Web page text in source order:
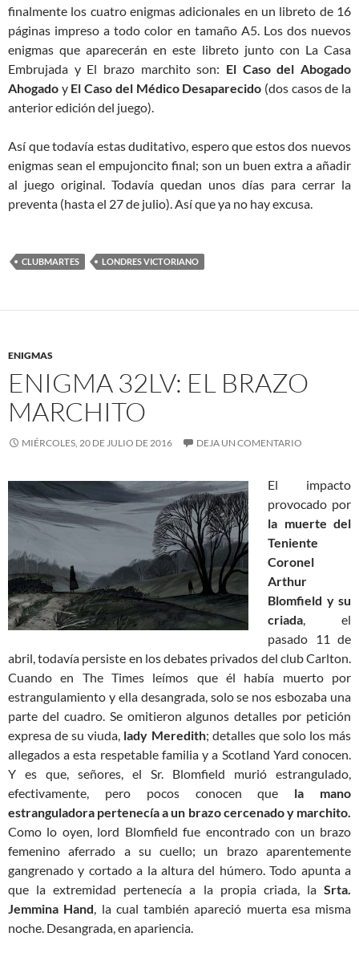
finalmente los cuatro enigmas adicionales en un libreto de 16
páginas impreso a todo color en tamaño A5. Los dos nuevos
enigmas que aparecerán en este libreto junto con La Casa
Embrujada y El brazo marchito son: El Caso del Abogado
Ahogado y El Caso del Médico Desaparecido (dos casos de la
anterior edición del juego).
Así que todavía estas duditativo, espero que estos dos nuevos
enigmas sean el empujoncito final; son un buen extra a añadir
al juego original. Todavía quedan unos días para cerrar la
preventa (hasta el 27 de julio). Así que ya no hay excusa.
CLUBMARTES LONDRES VICTORIANO
ENIGMAS
ENIGMA 32LV: EL BRAZO
MARCHITO
MIÉRCOLES, 20 DE JULIO DE 2016 DEJA UN COMENTARIO
El impacto
provocado por
la muerte del
Teniente
Coronel
Arthur
Blomfield y su
criada, el
pasado 11 de
abril, todavía persiste en los debates privados del club Carlton.
Cuando en The Times leímos que él había muerto por
estrangulamiento y ella desangrada, solo se nos esbozaba una
parte del cuadro. Se omitieron algunos detalles por petición
expresa de su viuda, lady Meredith; detalles que solo los más
allegados a esta respetable familia y a Scotland Yard conocen.
Y es que, señores, el Sr. Blomfield murió estrangulado,
efectivamente, pero pocos conocen que la mano
estranguladora pertenecía a un brazo cercenado y marchito.
Como lo oyen, lord Blomfield fue encontrado con un brazo
femenino aferrado a su cuello; un brazo aparentemente
gangrenado y cortado a la altura del húmero. Todo apunta a
que la extremidad pertenecía a la propia criada, la Srta.
Jemmina Hand, la cual también apareció muerta esa misma
noche. Desangrada, en apariencia.